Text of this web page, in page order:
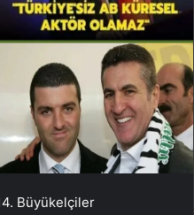
Büyükelçiler